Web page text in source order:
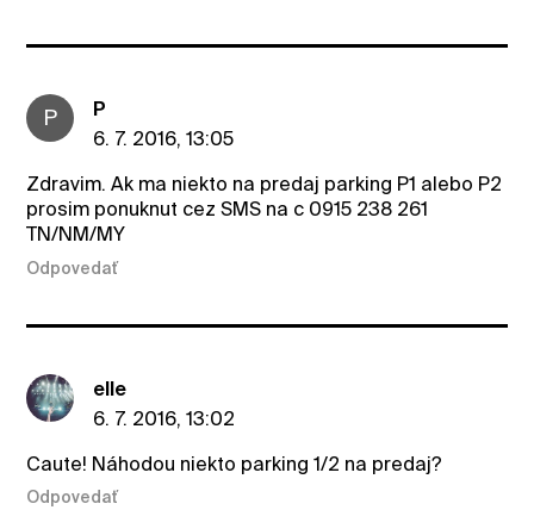
P
P
6. 7. 2016, 13:05
Zdravim. Ak ma niekto na predaj parking P1 alebo P2
prosim ponuknut cez SMS na c 0915 238 261
TN/NM/MY
Odpovedať
elle
6. 7. 2016, 13:02
Caute! Náhodou niekto parking 1/2 na predaj?
Odpovedať